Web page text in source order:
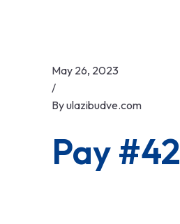
May 26, 2023
/
Byulazibudve.com
Pay